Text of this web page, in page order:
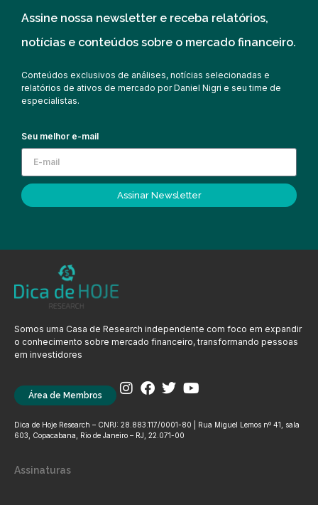
Assine nossa newsletter e receba relatórios,
notícias e conteúdos sobre o mercado financeiro.
Conteúdos exclusivos de análises, notícias selecionadas e
relatórios de ativos de mercado por Daniel Nigri e seu time de
especialistas.
Seu melhor e-mail
Assinar Newsletter
Somos uma Casa de Research independente com foco em expandir
o conhecimento sobre mercado financeiro, transformando pessoas
em investidores
Área de Membros
Dica de Hoje Research – CNPJ: 28.883.117/0001-80 | Rua Miguel Lemos nº 41, sala
603, Copacabana, Rio de Janeiro – RJ, 22.071-00
Assinaturas